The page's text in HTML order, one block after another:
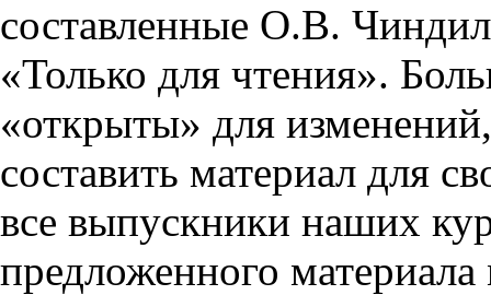
составленные О.В.
«Только для чтения».
«открыты» для
составить материал для
все выпускники наших
предложенного